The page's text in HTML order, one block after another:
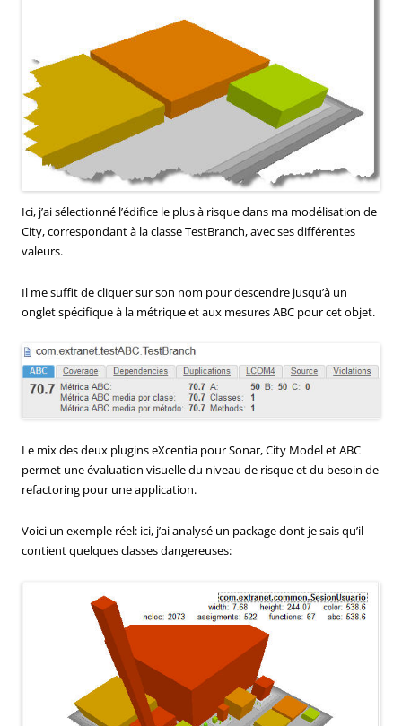
Ici, j’ai sélectionné l’édifice le plus à risque dans ma modélisation de
City, correspondant à la classe TestBranch, avec ses différentes
valeurs.
Il me suffit de cliquer sur son nom pour descendre jusqu’à un
onglet spécifique à la métrique et aux mesures ABC pour cet objet.
Le mix des deux plugins eXcentia pour Sonar, City Model et ABC
permet une évaluation visuelle du niveau de risque et du besoin de
refactoring pour une application.
Voici un exemple réel: ici, j’ai analysé un package dont je sais qu’il
contient quelques classes dangereuses: